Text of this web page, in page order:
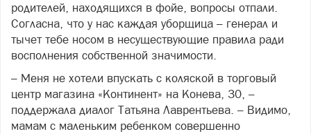
родителей, находящихся в фойе, вопросы отпали.
Согласна, что у нас каждая уборщица – генерал и
тычет тебе носом в несуществующие правила ради
восполнения собственной значимости.
– Меня не хотели впускать с коляской в торговый
центр магазина «Континент» на Конева, 30, –
поддержала диалог Татьяна Лаврентьева. – Видимо,
мамам с маленьким ребенком совершенно